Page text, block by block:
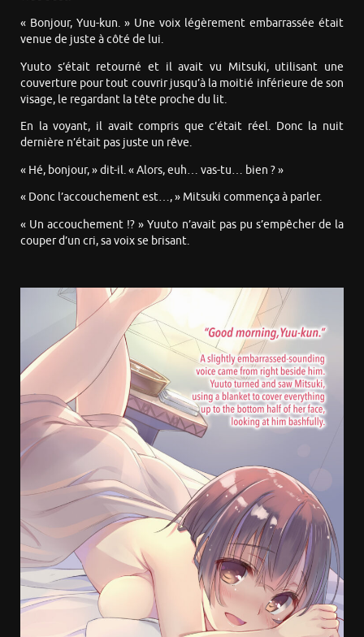
« Bonjour, Yuu-kun. » Une voix légèrement embarrassée était
venue de juste à côté de lui.
Yuuto s’était retourné et il avait vu Mitsuki, utilisant une
couverture pour tout couvrir jusqu’à la moitié inférieure de son
visage, le regardant la tête proche du lit.
En la voyant, il avait compris que c’était réel. Donc la nuit
dernière n’était pas juste un rêve.
« Hé, bonjour, » dit-il. « Alors, euh… vas-tu… bien ? »
« Donc l’accouchement est…, » Mitsuki commença à parler.
« Un accouchement !? » Yuuto n’avait pas pu s’empêcher de la
couper d’un cri, sa voix se brisant.